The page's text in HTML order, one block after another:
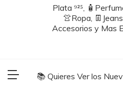
Plata ⁹²⁵,
👚Ropa,
Accesorios y Mas
📚 Quieres Ver los